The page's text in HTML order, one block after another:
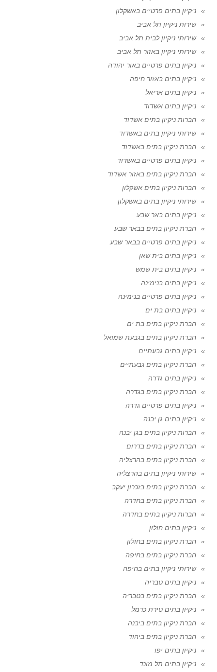
ניקיון בתים פרטיים באשקלון
שירות ניקיון תל אביב
שירותי ניקיון לבית תל אביב
שירותי ניקיון באזור תל אביב
ניקיון בתים פרטיים באור יהודה
ניקיון בתים באזור חיפה
ניקיון בתים אריאל
ניקיון בתים אשדוד
חברות ניקיון בתים אשדוד
שירותי ניקיון בתים באשדוד
חברת ניקיון בתים באשדוד
ניקיון בתים פרטיים באשדוד
חברת ניקיון בתים באזור אשדוד
חברות ניקיון בתים אשקלון
שירותי ניקיון בתים באשקלון
ניקיון בתים באר שבע
חברת ניקיון בתים בבאר שבע
ניקיון בתים פרטיים בבאר שבע
ניקיון בתים בית שאן
ניקיון בתים בית שמש
ניקיון בתים בנימינה
ניקיון בתים פרטיים בנימינה
ניקיון בתים בת ים
חברת ניקיון בתים בת ים
חברת ניקיון בתים בגבעת שמואל
ניקיון בתים גבעתיים
חברת ניקיון בתים גבעתיים
ניקיון בתים גדרה
חברת ניקיון בתים בגדרה
ניקיון בתים פרטיים גדרה
ניקיון בתים גן יבנה
חברות ניקיון בתים בגן יבנה
חברת ניקיון בתים בדרום
חברת ניקיון בתים בהרצליה
שירותי ניקיון בתים בהרצליה
חברת ניקיון בתים בזכרון יעקב
חברת ניקיון בתים בחדרה
חברות ניקיון בתים בחדרה
ניקיון בתים חולון
חברת ניקיון בתים בחולון
חברת ניקיון בתים בחיפה
שירותי ניקיון בתים בחיפה
ניקיון בתים טבריה
חברת ניקיון בתים בטבריה
ניקיון בתים טירת כרמל
חברת ניקיון בתים ביבנה
חברת ניקיון בתים ביהוד
ניקיון בתים יפו
ניקיון בתים תל מונד